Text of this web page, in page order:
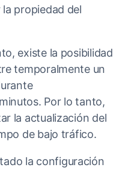
propiedad del
existe la posibilidad
temporalmente un
Por lo tanto,
la actualización del
de bajo tráfico.
la configuración